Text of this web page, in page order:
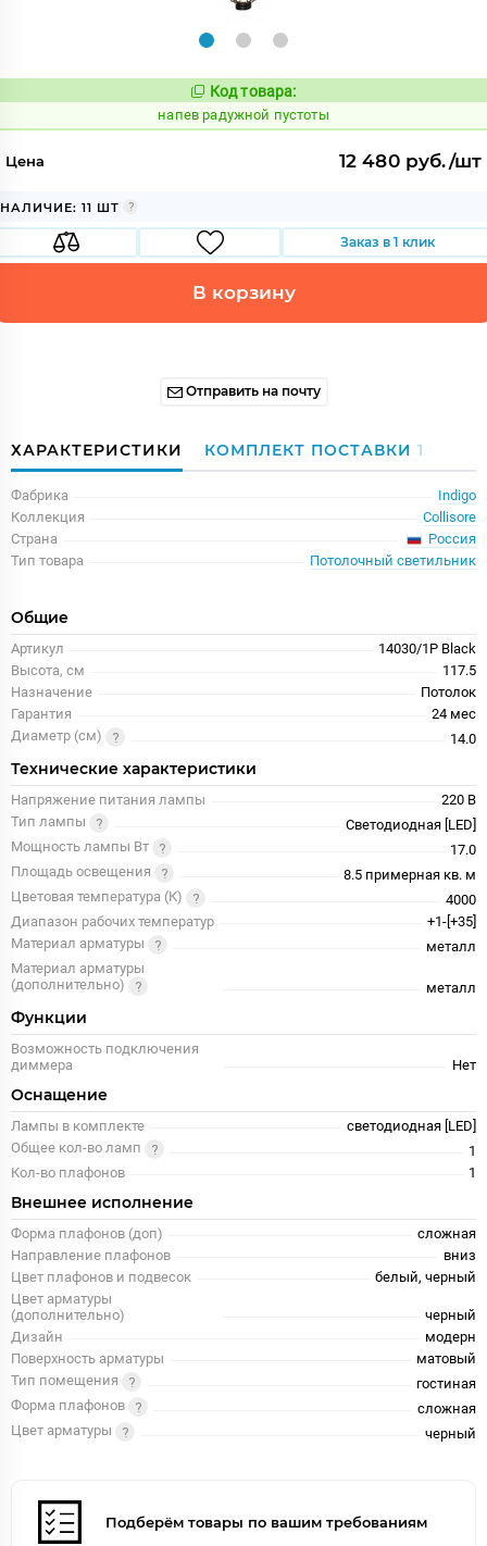
Код:
1087699
Код товара:
напев радужной пустоты
Цена 12 480 руб./шт
НАЛИЧИЕ: 11 ШТ
Заказ в 1 клик
В корзину
Отправить на почту
ХАРАКТЕРИСТИКИ КОМПЛЕКТ ПОСТАВКИ 1
Фабрика
Indigo
Коллекция
Collisore
Страна
Россия
Тип товара
Потолочный светильник
Общие
Артикул
14030/1P Black
Высота, см
117.5
Назначение
Потолок
Гарантия
24 меc
Диаметр (см)
14.0
Технические характеристики
Напряжение питания лампы
220 В
Тип лампы
Светодиодная [LED]
Мощность лампы Вт
17.0
Площадь освещения
8.5 примерная кв. м
Цветовая температура (К)
4000
Диапазон рабочих температур
+1-[+35]
Материал арматуры
металл
Материал арматуры
(дополнительно)
металл
Функции
Возможность подключения
диммера
Нет
Оснащение
Лампы в комплекте
светодиодная [LED]
Общее кол-во ламп
1
Кол-во плафонов
1
Внешнее исполнение
Форма плафонов (доп)
сложная
Направление плафонов
вниз
Цвет плафонов и подвесок
белый, черный
Цвет арматуры
(дополнительно)
черный
Дизайн
модерн
Поверхность арматуры
матовый
Тип помещения
гостиная
Форма плафонов
сложная
Цвет арматуры
черный
Подберём товары по вашим требованиям